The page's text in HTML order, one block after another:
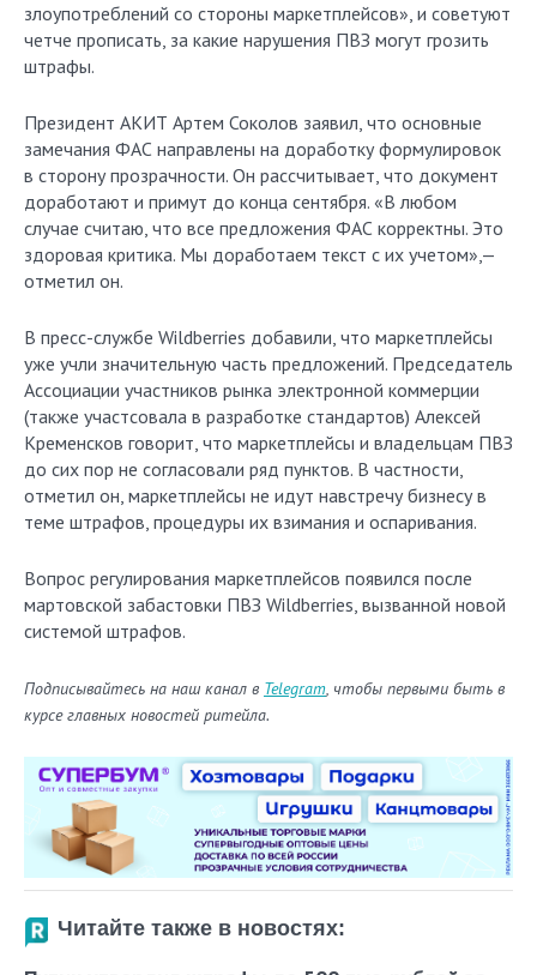
злоупотреблений со стороны маркетплейсов», и советуют
четче прописать, за какие нарушения ПВЗ могут грозить
штрафы.
Президент АКИТ Артем Соколов заявил, что основные
замечания ФАС направлены на доработку формулировок
в сторону прозрачности. Он рассчитывает, что документ
доработают и примут до конца сентября. «В любом
случае считаю, что все предложения ФАС корректны. Это
здоровая критика. Мы доработаем текст с их учетом»,—
отметил он.
В пресс-службе Wildberries добавили, что маркетплейсы
уже учли значительную часть предложений. Председатель
Ассоциации участников рынка электронной коммерции
(также участсовала в разработке стандартов) Алексей
Кременсков говорит, что маркетплейсы и владельцам ПВЗ
до сих пор не согласовали ряд пунктов. В частности,
отметил он, маркетплейсы не идут навстречу бизнесу в
теме штрафов, процедуры их взимания и оспаривания.
Вопрос регулирования маркетплейсов появился после
мартовской забастовки ПВЗ Wildberries, вызванной новой
системой штрафов.
Подписывайтесь на наш канал в Telegram, чтобы первыми быть в
курсе главных новостей ритейла.
Читайте также в новостях: